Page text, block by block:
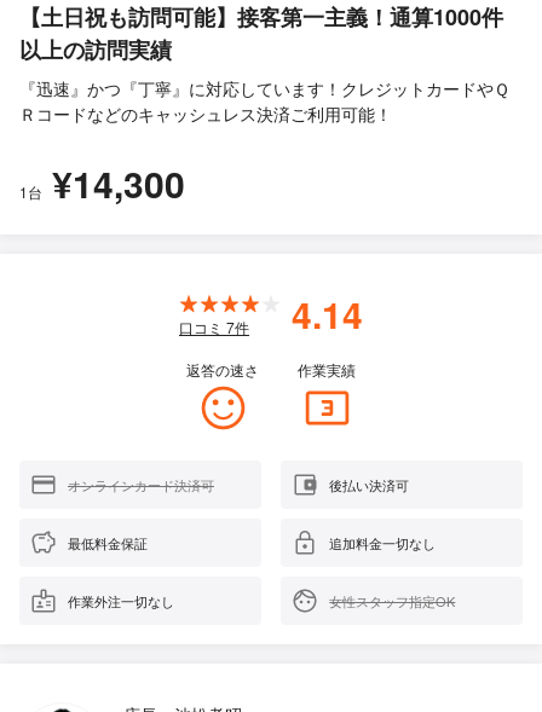
【土日祝も訪問可能】接客第一主義！通算1000件
以上の訪問実績
『迅速』かつ『丁寧』に対応しています！クレジットカードやＱ
Ｒコードなどのキャッシュレス決済ご利用可能！
1台 ¥14,300
口コミ 7件 4.14
返答の速さ 作業実績
オンラインカード決済可 後払い決済可
最低料金保証 追加料金一切なし
作業外注一切なし 女性スタッフ指定OK